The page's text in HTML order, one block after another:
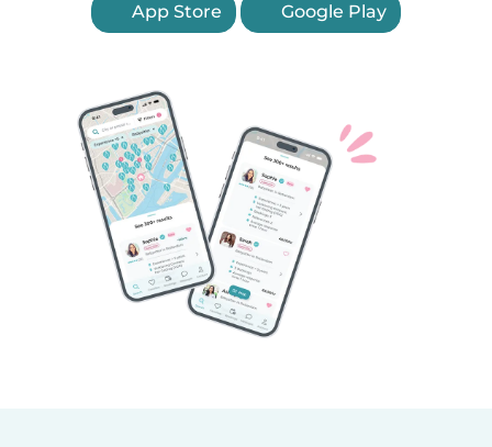
App Store Google Play